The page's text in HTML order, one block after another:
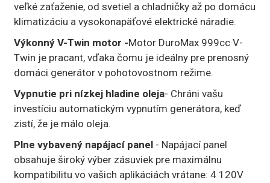
veľké zaťaženie, od svetiel a chladničky až po domácu
klimatizáciu a vysokonapäťové elektrické náradie.
Výkonný V-Twin motor -Motor DuroMax 999cc V-
Twin je pracant, vďaka čomu je ideálny pre prenosný
domáci generátor v pohotovostnom režime.
Vypnutie pri nízkej hladine oleja- Chráni vašu
investíciu automatickým vypnutím generátora, keď
zistí, že je málo oleja.
Plne vybavený napájací panel- Napájací panel
obsahuje široký výber zásuviek pre maximálnu
kompatibilitu vo vašich aplikáciách vrátane: 4 120V